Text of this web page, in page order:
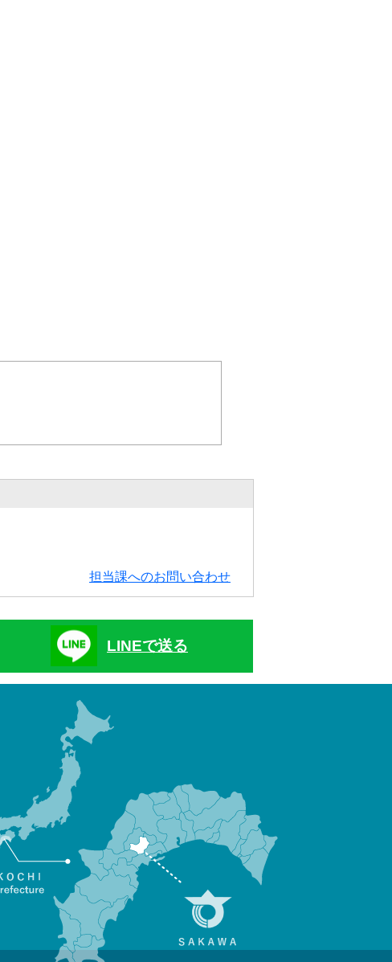
担当課へのお問い合わせ
LINEで送る